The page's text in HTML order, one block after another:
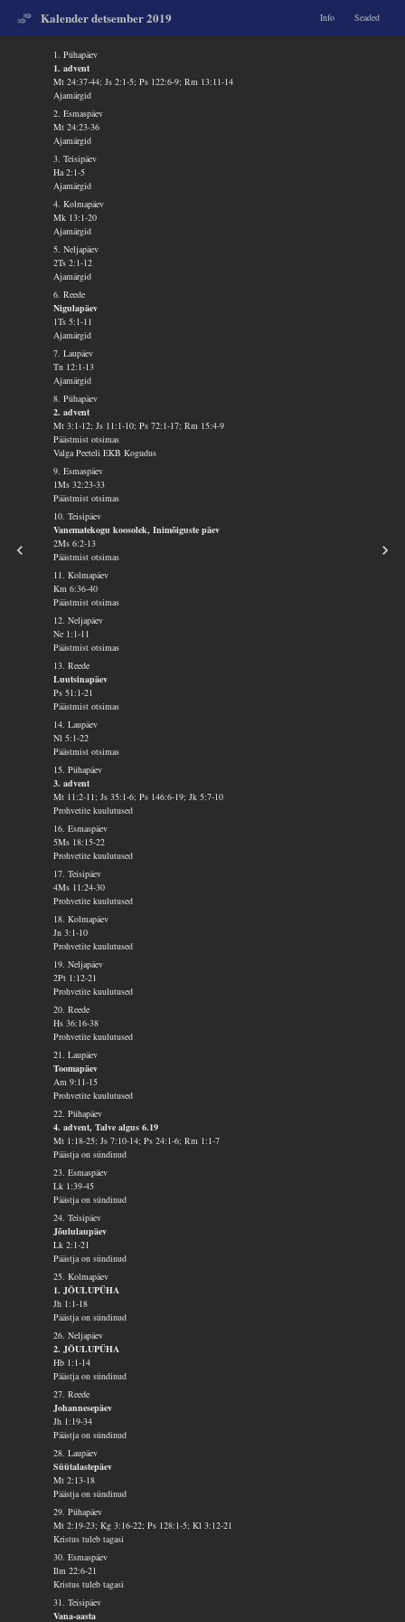
Kalender detsember 2019 Info Seaded
1. Pühapäev
1. advent
Mt 24:37-44; Js 2:1-5; Ps 122:6-9; Rm 13:11-14
Ajamärgid
2. Esmaspäev
Mt 24:23-36
Ajamärgid
3. Teisipäev
Ha 2:1-5
Ajamärgid
4. Kolmapäev
Mk 13:1-20
Ajamärgid
5. Neljapäev
2Ts 2:1-12
Ajamärgid
6. Reede
Nigulapäev
1Ts 5:1-11
Ajamärgid
7. Laupäev
Tn 12:1-13
Ajamärgid
8. Pühapäev
2. advent
Mt 3:1-12; Js 11:1-10; Ps 72:1-17; Rm 15:4-9
Päästmist otsimas
Valga Peeteli EKB Kogudus
9. Esmaspäev
1Ms 32:23-33
Päästmist otsimas
10. Teisipäev
Vanematekogu koosolek, Inimõiguste päev
2Ms 6:2-13
Päästmist otsimas
11. Kolmapäev
Km 6:36-40
Päästmist otsimas
12. Neljapäev
Ne 1:1-11
Päästmist otsimas
13. Reede
Luutsinapäev
Ps 51:1-21
Päästmist otsimas
14. Laupäev
Nl 5:1-22
Päästmist otsimas
15. Pühapäev
3. advent
Mt 11:2-11; Js 35:1-6; Ps 146:6-19; Jk 5:7-10
Prohvetite kuulutused
16. Esmaspäev
5Ms 18:15-22
Prohvetite kuulutused
17. Teisipäev
4Ms 11:24-30
Prohvetite kuulutused
18. Kolmapäev
Jn 3:1-10
Prohvetite kuulutused
19. Neljapäev
2Pt 1:12-21
Prohvetite kuulutused
20. Reede
Hs 36:16-38
Prohvetite kuulutused
21. Laupäev
Toomapäev
Am 9:11-15
Prohvetite kuulutused
22. Pühapäev
4. advent, Talve algus 6.19
Mt 1:18-25; Js 7:10-14; Ps 24:1-6; Rm 1:1-7
Päästja on sündinud
23. Esmaspäev
Lk 1:39-45
Päästja on sündinud
24. Teisipäev
Jõululaupäev
Lk 2:1-21
Päästja on sündinud
25. Kolmapäev
1. JÕULUPÜHA
Jh 1:1-18
Päästja on sündinud
26. Neljapäev
2. JÕULUPÜHA
Hb 1:1-14
Päästja on sündinud
27. Reede
Johannesepäev
Jh 1:19-34
Päästja on sündinud
28. Laupäev
Süütalastepäev
Mt 2:13-18
Päästja on sündinud
29. Pühapäev
Mt 2:19-23; Kg 3:16-22; Ps 128:1-5; Kl 3:12-21
Kristus tuleb tagasi
30. Esmaspäev
Ilm 22:6-21
Kristus tuleb tagasi
31. Teisipäev
Vana-aasta